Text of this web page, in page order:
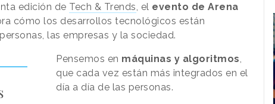
edición de Tech & Trends , el evento de Arena
cómo los desarrollos tecnológicos están
las empresas y la sociedad.
Pensemos en máquinas y algoritmos
que cada vez están más integrados en el
día a día de las personas.